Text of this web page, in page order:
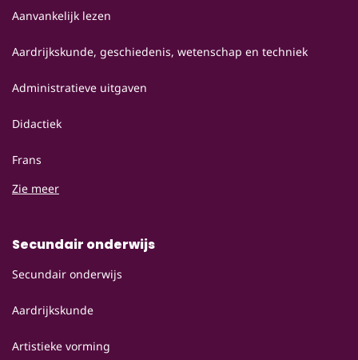
Aanvankelijk lezen
Aardrijkskunde, geschiedenis, wetenschap en techniek
Administratieve uitgaven
Didactiek
Frans
Zie meer
Secundair onderwijs
Secundair onderwijs
Aardrijkskunde
Artistieke vorming